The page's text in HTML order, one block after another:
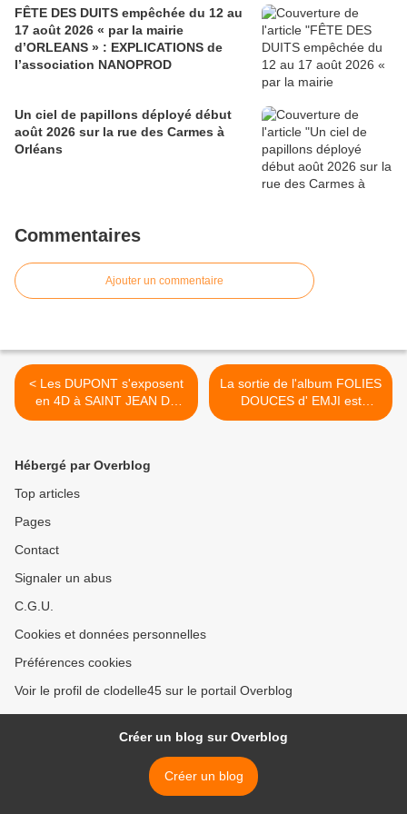
FÊTE DES DUITS empêchée du 12 au
17 août 2026 « par la mairie
d’ORLEANS » : EXPLICATIONS de
l’association NANOPROD
Un ciel de papillons déployé début
août 2026 sur la rue des Carmes à
Orléans
Commentaires
Ajouter un commentaire
< Les DUPONT s'exposent
en 4D à SAINT JEAN DE
BRAYE jusqu'au 25 octobre
La sortie de l'album FOLIES
DOUCES d' EMJI est
reportée au 8 janvier 2016
Hébergé par Overblog
Top articles
Pages
Contact
Signaler un abus
C.G.U.
Cookies et données personnelles
Préférences cookies
Voir le profil de clodelle45 sur le portail Overblog
Créer un blog sur Overblog
Créer un blog